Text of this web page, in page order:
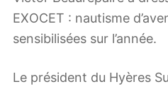
EXOCET : nautisme
sensibilisées sur l’année.
Le président du Hyères